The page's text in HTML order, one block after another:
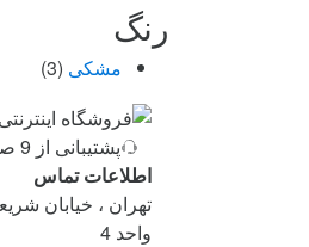
رنگ
مشکی (3)
پشتیبانی از 9 صبح الی 23
اطلاعات تماس
تهران ، خیابان
واحد 4